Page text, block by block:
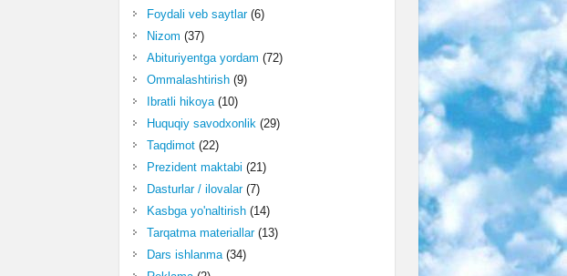
Foydali veb saytlar(6)
Nizom (37)
Abituriyentga yordam (72)
Ommalashtirish(9)
Ibratli hikoya(10)
Huquqiy savodxonlik(29)
Taqdimot(22)
Prezident maktabi (21)
Dasturlar / ilovalar(7)
Kasbga yo'naltirish(14)
Tarqatma materiallar(13)
Dars ishlanma(34)